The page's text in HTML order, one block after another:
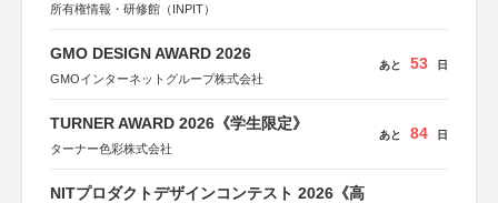
所有権情報・研修館（INPIT）
GMO DESIGN AWARD 2026
GMOインターネットグループ株式会社
あと 53 日
TURNER AWARD 2026《学生限定》
ターナー色彩株式会社
あと 84 日
NITプロダクトデザインコンテスト 2026《高